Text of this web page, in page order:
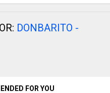
DONBARITO -
FOR YOU